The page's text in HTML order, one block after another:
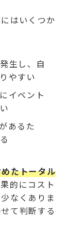
はいくつか
生し、自
やすい
イベント
あるた
たトータル
的にコスト
なくありま
て判断する